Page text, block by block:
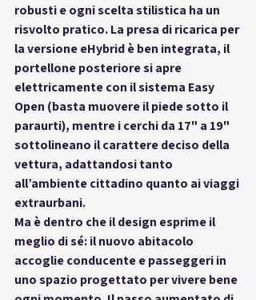
robusti e ogni scelta stilistica ha un
risvolto pratico. La presa di ricarica per
la versione eHybrid è ben integrata, il
portellone posteriore si apre
elettricamente con il sistema Easy
Open (basta muovere il piede sotto il
paraurti), mentre i cerchi da 17" a 19"
sottolineano il carattere deciso della
vettura, adattandosi tanto
all’ambiente cittadino quanto ai viaggi
extraurbani.
Ma è dentro che il design esprime il
meglio di sé: il nuovo abitacolo
accoglie conducente e passeggeri in
uno spazio progettato per vivere bene